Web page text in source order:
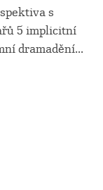
s
5 implicitní
dramadění...